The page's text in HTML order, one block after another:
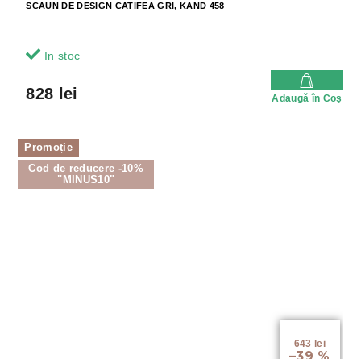
SCAUN DE DESIGN CATIFEA GRI, KAND 458
In stoc
828 lei Adaugă în Coş
Promoție
Cod de reducere -10%
"MINUS10"
643 lei